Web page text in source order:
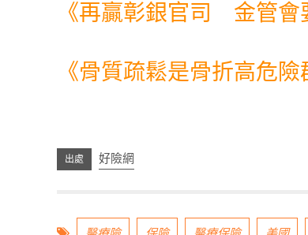
《再贏彰銀官司 金管會
《骨質疏鬆是骨折高危
好險網